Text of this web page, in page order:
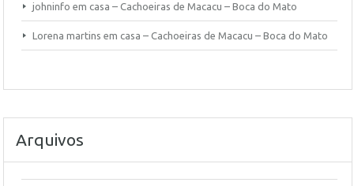
johninfo em casa – Cachoeiras de Macacu – Boca do Mato
Lorena martins em casa – Cachoeiras de Macacu – Boca do Mato
Arquivos